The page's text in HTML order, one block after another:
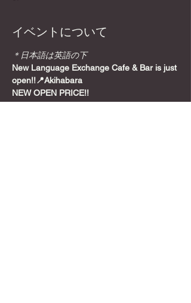
イベントについて
＊日本語は英語の下
New Language Exchange Cafe & Bar is just
open!!📍Akihabara
NEW OPEN PRICE!!